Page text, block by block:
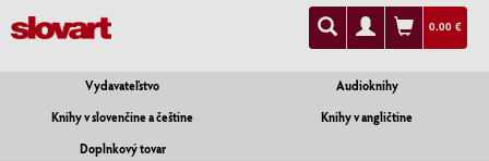
0.00 €
Vydavateľstvo
Audioknihy
Knihy v slovenčine a češtine
Knihy v angličtine
Doplnkový tovar